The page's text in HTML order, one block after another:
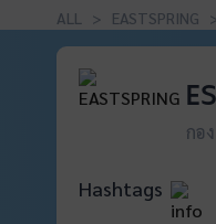
ALL > EASTSPRING
กอ
Hashtags